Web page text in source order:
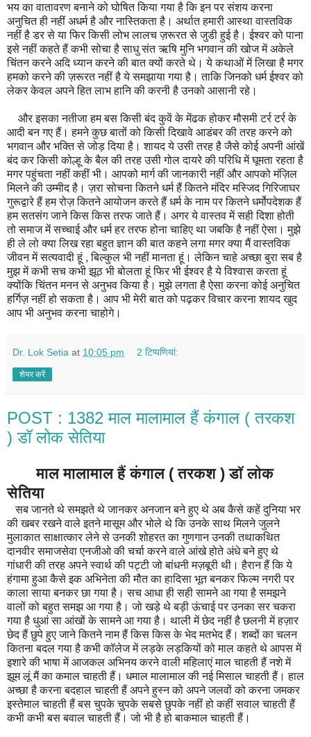
भय का वातावरण बनाने को घोषित किया गया है कि इन पर संशय करना
अनुचित ही नहीं अधर्म है और नास्तिकता है। अर्थात हमारी आस्था वास्तविक
नहीं है डर से या फिर किसी लोभ लालच ज़रूरत से जुडी हुई है। ईश्वर को पाना
इसे नहीं कहते हैं कभी सोचा है साधु संत ऋषि मुनि भगवान की खोज में अकेले
चिंतन करने अदि ध्यान करने की बात क्यों करते थे। ये कथाओं में लिखा है मगर
हमको करने की ज़रूरत नहीं है ये समझाया गया है। ताकि जिनको धर्म ईश्वर को
लेकर केवल अपने हित लाभ हानि की करनी है उनको आसानी रहे।
और इसका नतीजा हम बस किसी बंद कुवें के मेंढक होकर मौसमी टर्र टर्र के
आदी बन गए हैं। हमने कुछ बातों को किसी दिखावे आडंबर की तरह करने को
भगवान और भक्ति से जोड़ दिया है। शायद ये उसी तरह है जैसे कोई अपनी आंखें
बंद कर किसी कोल्हू के बैल की तरह उसी गोल दायरे की परिधि में घूमता रहता है
मगर पहुंचता नहीं कहीं भी। आपको मार्ग की जानकारी नहीं और आपको मंज़िल
मिलने की उम्मीद है। ज़रा सोचना कितने धर्म हैं कितने मंदिर मस्जिद गिरिजाघर
गुरूद्वारे हैं हम रोज़ कितने आयोजन करते हैं धर्म के नाम पर कितने धर्मोपदेशक हैं
हम सतसंग जाने किस किस तरफ जाते हैं। अगर ये वास्तव में सही दिशा होती
तो समाज में सच्चाई और धर्म हर तरफ होना चाहिए था जबकि है नहीं ऐसा। मुझे
ही ले लो क्या लिख रहा बहुत ज्ञान की बात कहने लगा मगर क्या मैं वास्तविक
जीवन में सत्यवादी हूं , बिल्कुल भी नहीं मानता हूं। लेकिन चाहे अच्छा बुरा सब है
मुझ में कभी सच कभी झूठ भी बोलता हूं फिर भी ईश्वर है ये विश्वास करता हूं
क्योंकि चिंतन मनन से अनुभव किया है। मुझे लगता है ऐसा करना कोई अनुचित
हर्गिज़ नहीं हो सकता है। आप भी मेरी बात को पढ़कर विचार करना शायद खुद
आप भी अनुभव करना चाहोगे।
Dr. Lok Setia at 10:05 pm 2 टिप्‍पणियां:
शेयर करें
POST : 1382 माल मालामाल हैं कंगाल ( तरकश
) डॉ लोक सेतिया
माल मालामाल हैं कंगाल ( तरकश ) डॉ लोक
सेतिया
सब जानते थे समझते थे जानकर अनजान बने हुए थे अब कैसे कहें दुनिया भर
की खबर रखने वाले इतने मासूम और भोले थे कि उनके साथ मिलने जुलने
मुलाकात साक्षात्कार लेने से उनकी शोहरत का गुणगान उनकी तथाकथित
दानवीर समाजसेवा एनजीओ की चर्चा करने वाले आंखे होते अंधे बने हुए थे
गांधारी की तरह अपने स्वार्थ की पट्टी जो बांधनी मज़बूरी थी। हैरान हैं कि ये
हंगामा हुआ कैसे इक अभिनेता की मौत का हादिसा भूत बनकर फिल्म नगरी पर
काला साया बनकर छा गया है। सच आधा ही सही सामने आ गया है समझने
वालों को बहुत समझ आ गया है। जो खड़े थे बड़ी ऊंचाई पर उनका सर चकरा
गया है धुआं सा आंखों के सामने आ गया है। थाली में छेद नहीं है छलनी में हज़ार
छेद हैं छुपे हुए जाने कितने नाम हैं किस किस के भेद मतभेद हैं। शब्दों का चलन
कितना बदल गया है कभी कॉलेज में लड़के लड़कियों को माल कहते थे आपस में
इशारे की भाषा में आजकल अभिनय करने वाली महिलाएं माल चाहती हैं नशे में
झूम लूं मैं का कमाल चाहती हैं। धमाल मालामाल की नई मिसाल चाहती हैं। हाल
अच्छा है करना बदहाल चाहती हैं अपने हुस्न को अपने जलवों को करना जमकर
इस्तेमाल चाहती हैं बस चुपके चुपके सबसे छुपके नहीं हो कहीं सवाल चाहती हैं
कभी कभी बस बवाल चाहती हैं। जो भी है हो बाकमाल चाहती हैं।